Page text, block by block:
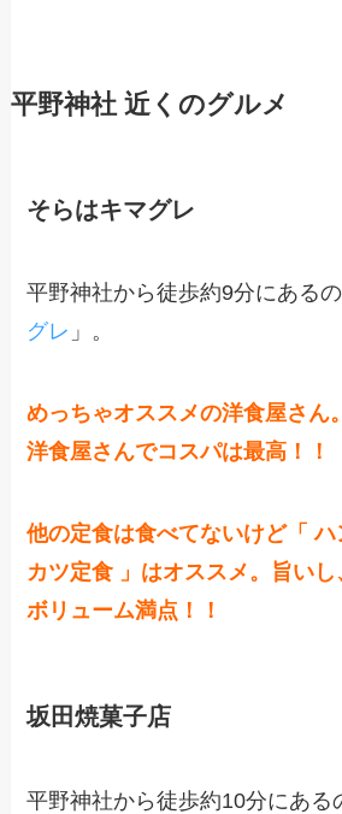
平野神社 近くのグルメ
そらはキマグレ
平野神社から徒歩約9分にあるの
グレ 」。
めっちゃオススメの洋食屋さん
洋食屋さんでコスパは最高！！
他の定食は食べてないけど「
カツ定食 」はオススメ。旨い
ボリューム満点！！
坂田焼菓子店
平野神社から徒歩約10分にある